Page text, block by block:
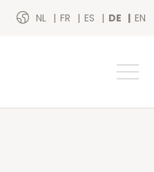
NL FR ES DE EN